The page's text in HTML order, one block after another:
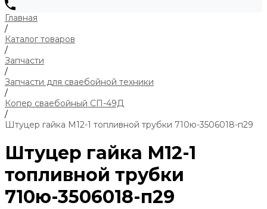
Главная
/
Каталог товаров
/
Запчасти
/
Запчасти для сваебойной техники
/
Копер сваебойный СП-49Д
/
Штуцер гайка М12-1 топливной трубки 710ю-3506018-п29
Штуцер гайка М12-1
топливной трубки
710ю-3506018-п29